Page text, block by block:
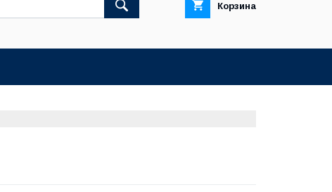
Корзина